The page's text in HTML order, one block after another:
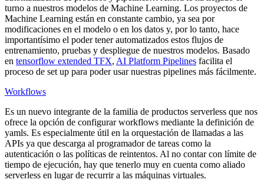
turno a nuestros modelos de Machine Learning. Los proyectos de
Machine Learning están en constante cambio, ya sea por
modificaciones en el modelo o en los datos y, por lo tanto, hace
importantísimo el poder tener automatizados estos flujos de
entrenamiento, pruebas y despliegue de nuestros modelos. Basado
en tensorflow extended TFX, AI Platform Pipelines facilita el
proceso de set up para poder usar nuestras pipelines más fácilmente.
Workflows
Es un nuevo integrante de la familia de productos serverless que nos
ofrece la opción de configurar workflows mediante la definición de
yamls. Es especialmente útil en la orquestación de llamadas a las
APIs ya que descarga al programador de tareas como la
autenticación o las políticas de reintentos. Al no contar con límite de
tiempo de ejecución, hay que tenerlo muy en cuenta como aliado
serverless en lugar de recurrir a las máquinas virtuales.